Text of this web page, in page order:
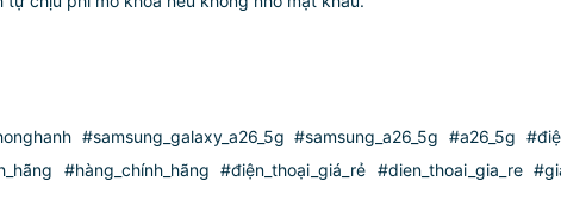
#samsung_galaxy_a26_5g #samsung_a26_5g #a26_5g
#hàng_chính_hãng #điện_thoại_giá_rẻ #dien_thoai_gia_re